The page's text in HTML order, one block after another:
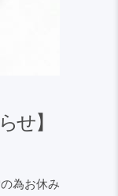
せ】
為お休み